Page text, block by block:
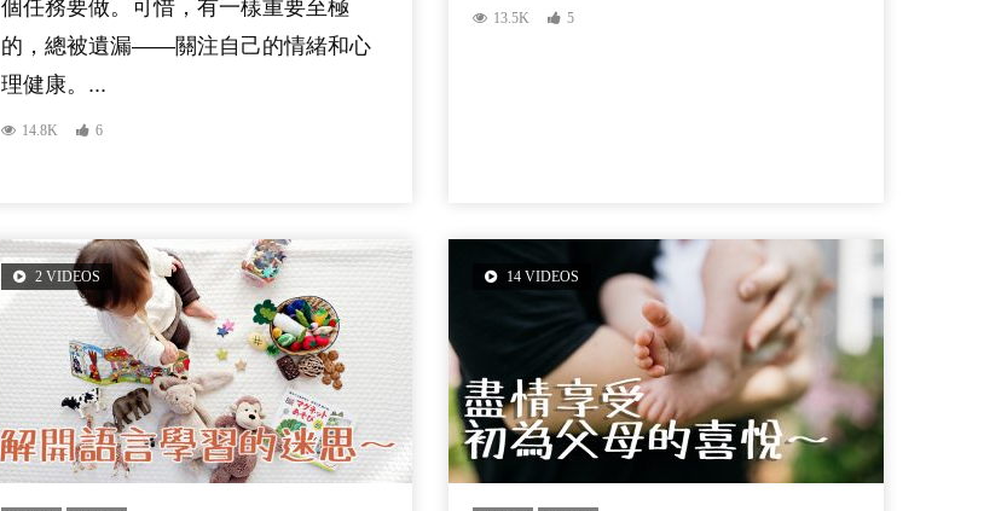
個任務要做。可惜，有一樣重要至極
的，總被遺漏——關注自己的情緒和心
理健康。...
14.8K 6
13.5K 5
2 VIDEOS 14 VIDEOS